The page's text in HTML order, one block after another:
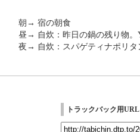
朝→ 宿の朝食
昼→ 自炊：昨日の鍋の残り物。
夜→ 自炊：スパゲティナポリタ
トラックバック用URL